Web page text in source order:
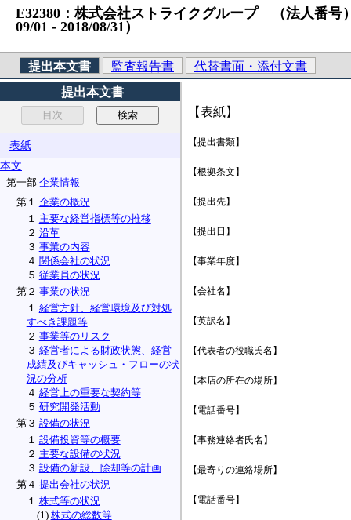
E32380：株式会社ストライクグループ （法人番号
09/01 ‐ 2018/08/31）
提出本文書 監査報告書
代替書面・添付文書
提出本文書